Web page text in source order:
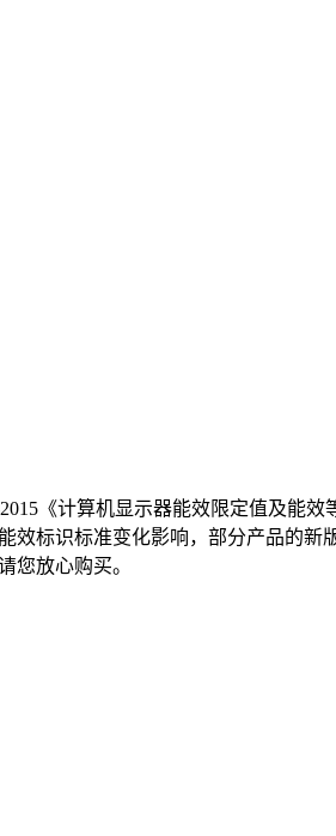
《计算机显示器能效限定值及能
标识标准变化影响，部分产品的
您放心购买。